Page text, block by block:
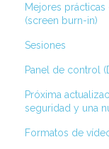
Mejores
(screen burn-in)
Sesiones
Panel de control
Próxima
seguridad y una
Formatos de